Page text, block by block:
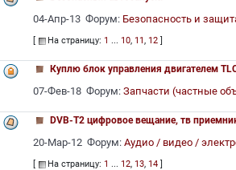
04-Апр-13 Форум: Безопасность и
[ На страницу: 1 ... 10, 11, 12 ]
Куплю блок управления двигателем
07-Фев-18 Форум:Запчасти (частные
DVB-T2 цифровое вещание, тв
20-Мар-12 Форум:Аудио / видео /
[ На страницу: 1 ... 12, 13, 14 ]